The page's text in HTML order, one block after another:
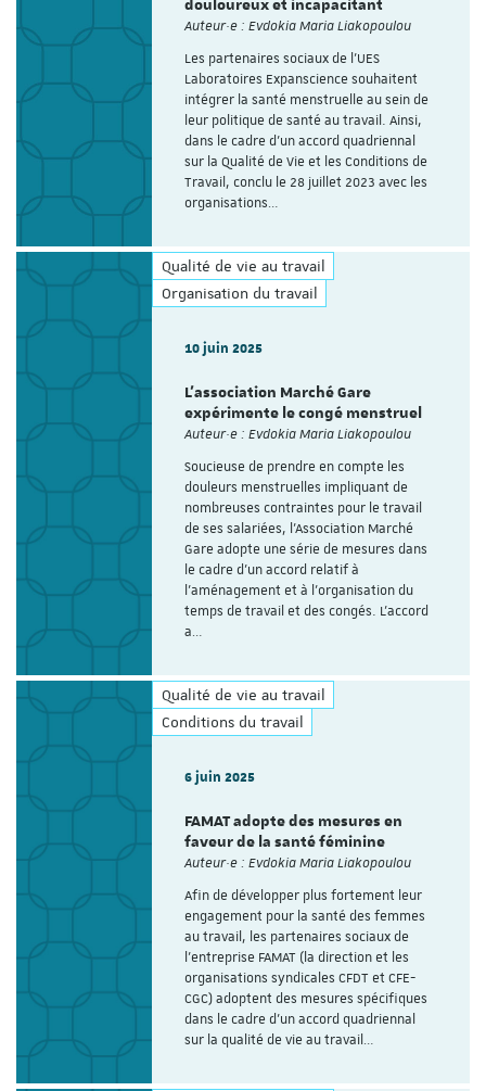
douloureux et incapacitant
Auteur·e : Evdokia Maria Liakopoulou
Les partenaires sociaux de l’UES
Laboratoires Expanscience souhaitent
intégrer la santé menstruelle au sein de
leur politique de santé au travail. Ainsi,
dans le cadre d’un accord quadriennal
sur la Qualité de Vie et les Conditions de
Travail, conclu le 28 juillet 2023 avec les
organisations…
Qualité de vie au travail
Organisation du travail
10 juin 2025
L'association Marché Gare
expérimente le congé menstruel
Auteur·e : Evdokia Maria Liakopoulou
Soucieuse de prendre en compte les
douleurs menstruelles impliquant de
nombreuses contraintes pour le travail
de ses salariées, l’Association Marché
Gare adopte une série de mesures dans
le cadre d’un accord relatif à
l'aménagement et à l'organisation du
temps de travail et des congés. L’accord
a…
Qualité de vie au travail
Conditions du travail
6 juin 2025
FAMAT adopte des mesures en
faveur de la santé féminine
Auteur·e : Evdokia Maria Liakopoulou
Afin de développer plus fortement leur
engagement pour la santé des femmes
au travail, les partenaires sociaux de
l’entreprise FAMAT (la direction et les
organisations syndicales CFDT et CFE-
CGC) adoptent des mesures spécifiques
dans le cadre d’un accord quadriennal
sur la qualité de vie au travail…